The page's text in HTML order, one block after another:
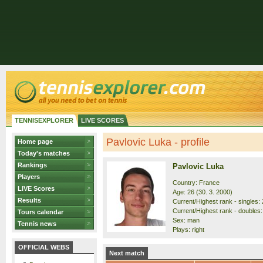
TENNISEXPLORER LIVE SCORES
Home page
Today's matches
Rankings
Players
LIVE Scores
Results
Tours calendar
Tennis news
OFFICIAL WEBS
Pavlovic Luka - profile
Pavlovic Luka
Country: France
Age: 26 (30. 3. 2000)
Current/Highest rank - singles:
Current/Highest rank -
Sex: man
Plays: right
Next match